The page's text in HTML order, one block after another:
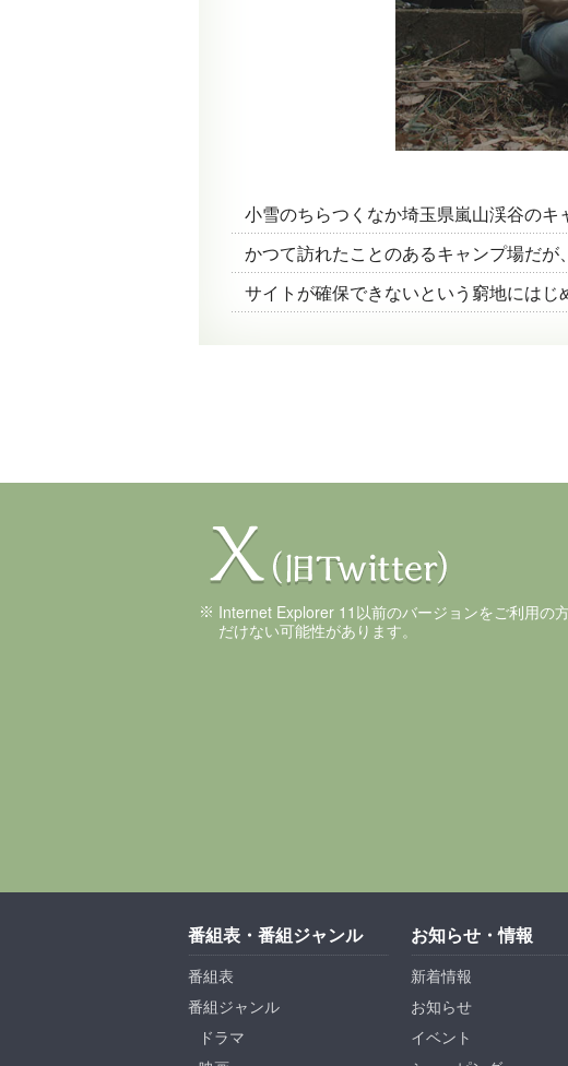
小雪のちらつくなか埼玉県嵐山渓谷のキ
かつて訪れたことのあるキャンプ場だ
サイトが確保できないという窮地には
Internet Explorer 11以前のバージョンをご利用の
だけない可能性があります。
番組表・番組ジャンル
番組表
番組ジャンル
ドラマ
お知らせ・情報
新着情報
お知らせ
イベント